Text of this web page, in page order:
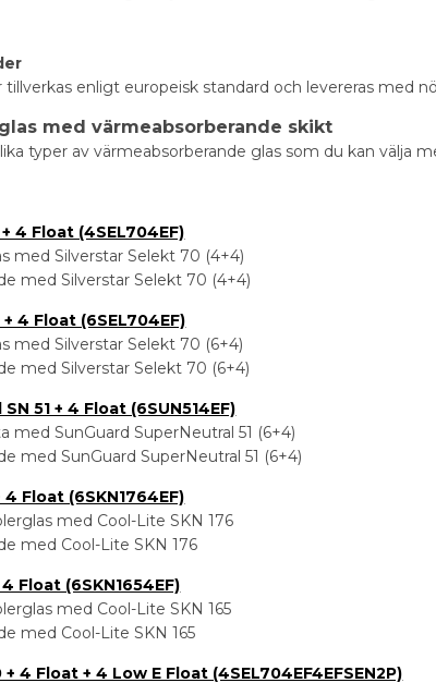
tillverkas enligt europeisk standard och levereras med
med värmeabsorberande skikt
typer av värmeabsorberande glas som du kan välja
4 Float (4SEL704EF)
med Silverstar Selekt 70 (4+4)
med Silverstar Selekt 70 (4+4)
4 Float (6SEL704EF)
med Silverstar Selekt 70 (6+4)
med Silverstar Selekt 70 (6+4)
51 + 4 Float (6SUN514EF)
med SunGuard SuperNeutral 51 (6+4)
med SunGuard SuperNeutral 51 (6+4)
4 Float (6SKN1764EF)
med Cool-Lite SKN 176
med Cool-Lite SKN 176
Float (6SKN1654EF)
med Cool-Lite SKN 165
med Cool-Lite SKN 165
4 Float + 4 Low E Float (4SEL704EF4EFSEN2P)